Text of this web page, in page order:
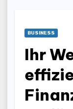
BUSINESS
Ihr